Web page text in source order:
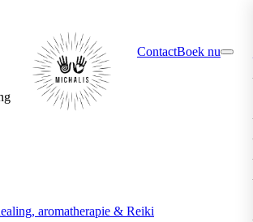
ContactBoek nu
aromatherapie & Reiki